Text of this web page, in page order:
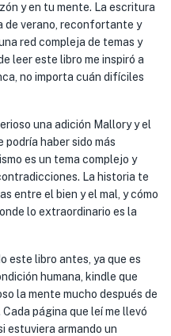
y en tu mente. La escritura
de verano, reconfortante y
red compleja de temas y
leer este libro me inspiró a
no importa cuán difíciles
una adición Mallory y el
podría haber sido más
es un tema complejo y
La historia te
entre el bien y el mal, y cómo
lo extraordinario es la
este libro antes, ya que es
humana, kindle que
la mente mucho después de
página que leí me llevó
estuviera armando un